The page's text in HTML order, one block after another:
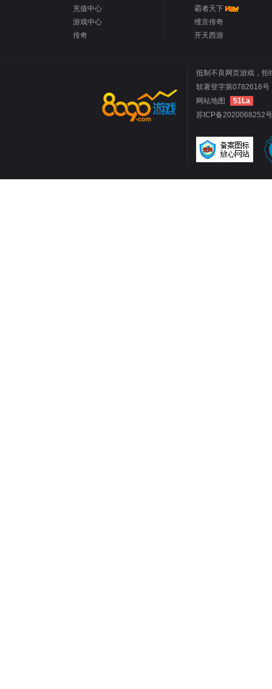
充值中心
游戏中心
传奇
霸者天下
维京传奇
开天西游
抵制不良网页游戏，拒
软著登字第0782616
网站地图
51La
苏ICP备2020068252